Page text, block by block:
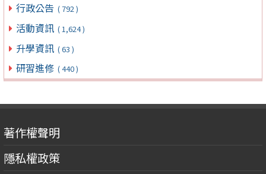
行政公告 ( 792 )
活動資訊 ( 1,624 )
升學資訊 ( 63 )
研習進修 ( 440 )
著作權聲明
隱私權政策